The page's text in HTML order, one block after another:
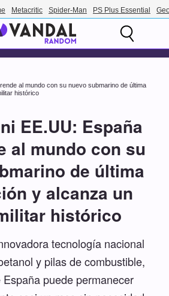
Metacritic Spider-Man PS Plus Essential
al mundo con su nuevo submarino de última
histórico
EE.UU: España
al mundo con su
de última
y alcanza un
histórico
tecnología nacional
y pilas de combustible,
puede permanecer